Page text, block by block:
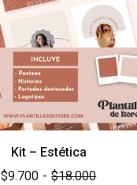
Kit – Estética
$9.700 - $18.000